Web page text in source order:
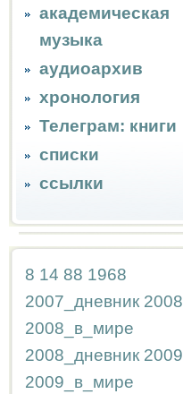
академическая
музыка
аудиоархив
хронология
Телеграм: книги
списки
ссылки
8 14 88 1968
2007_дневник 2008
2008_в_мире
2008_дневник 2009
2009_в_мире